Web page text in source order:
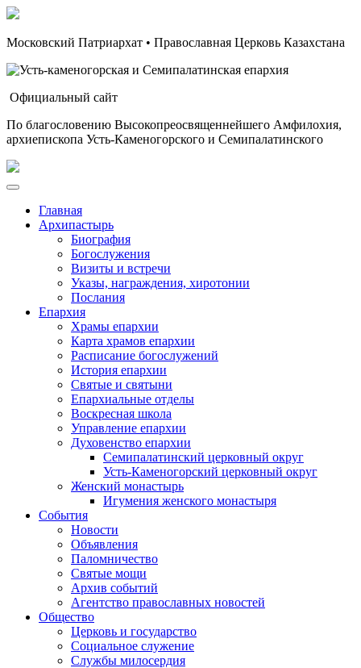
Московский Патриархат • Православная Церковь Казахстана
Официальный сайт
По благословению Высокопреосвященнейшего Амфилохия,
архиепископа Усть-Каменогорского и Семипалатинского
Главная
Архипастырь
Биография
Богослужения
Визиты и встречи
Указы, награждения, хиротонии
Послания
Епархия
Храмы епархии
Карта храмов епархии
Расписание богослужений
История епархии
Святые и святыни
Епархиальные отделы
Воскресная школа
Управление епархии
Духовенство епархии
Семипалатинский церковный округ
Усть-Каменогорский церковный округ
Женский монастырь
Игумения женского монастыря
События
Новости
Объявления
Паломничество
Святые мощи
Архив событий
Агентство православных новостей
Общество
Церковь и государство
Социальное служение
Службы милосердия